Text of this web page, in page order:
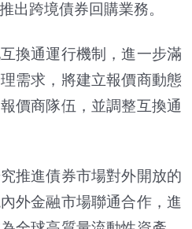
出跨境債券回購業務。
換通運行機制，進一步滿
需求，將建立報價商動態
價商隊伍，並調整互換通
推進債券市場對外開放的
外金融市場聯通合作，進